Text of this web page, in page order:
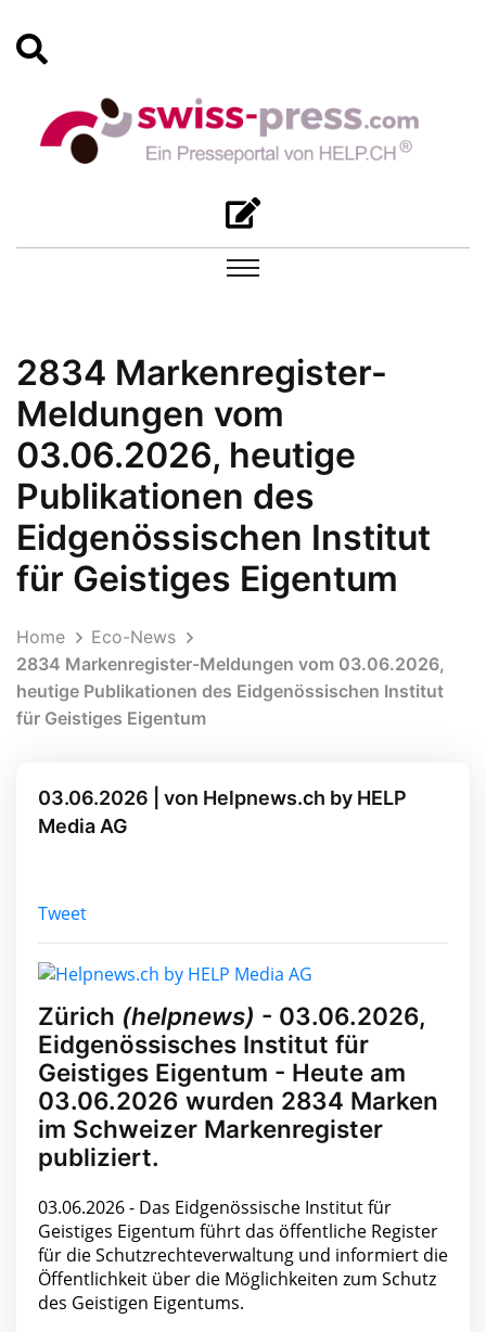
2834 Markenregister-
Meldungen vom
03.06.2026, heutige
Publikationen des
Eidgenössischen Institut
für Geistiges Eigentum
Home
Eco-News
2834 Markenregister-Meldungen vom 03.06.2026,
heutige Publikationen des Eidgenössischen Institut
für Geistiges Eigentum
03.06.2026 | von Helpnews.ch by HELP
Media AG
Tweet
Zürich (helpnews) - 03.06.2026,
Eidgenössisches Institut für
Geistiges Eigentum - Heute am
03.06.2026 wurden 2834 Marken
im Schweizer Markenregister
publiziert.
03.06.2026 - Das Eidgenössische Institut für
Geistiges Eigentum führt das öffentliche Register
für die Schutzrechteverwaltung und informiert die
Öffentlichkeit über die Möglichkeiten zum Schutz
des Geistigen Eigentums.